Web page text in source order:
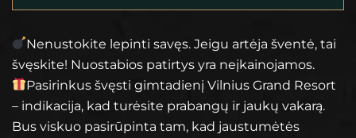
Nenustokite lepinti savęs. Jeigu artėja šventė, tai
švęskite! Nuostabios patirtys yra neįkainojamos.
Pasirinkus švęsti gimtadienį Vilnius Grand Resort
– indikacija, kad turėsite prabangų ir jaukų vakarą.
Bus viskuo pasirūpinta tam, kad jaustumėtės